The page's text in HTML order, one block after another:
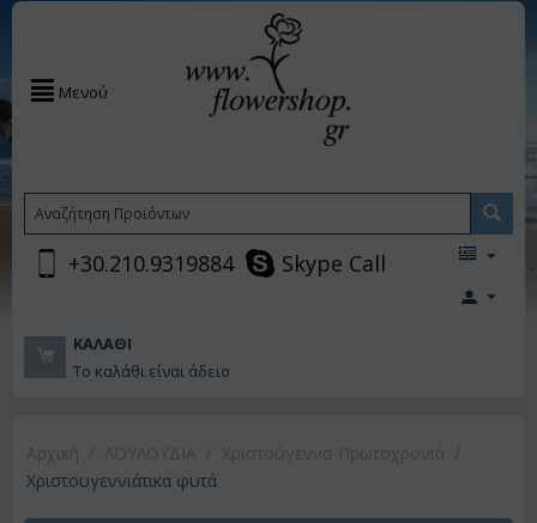
Μενού
+30.210.9319884 Skype Call
ΚΑΛΆΘΙ
Το καλάθι είναι άδειο
Χριστουγεννιάτικα φυτά